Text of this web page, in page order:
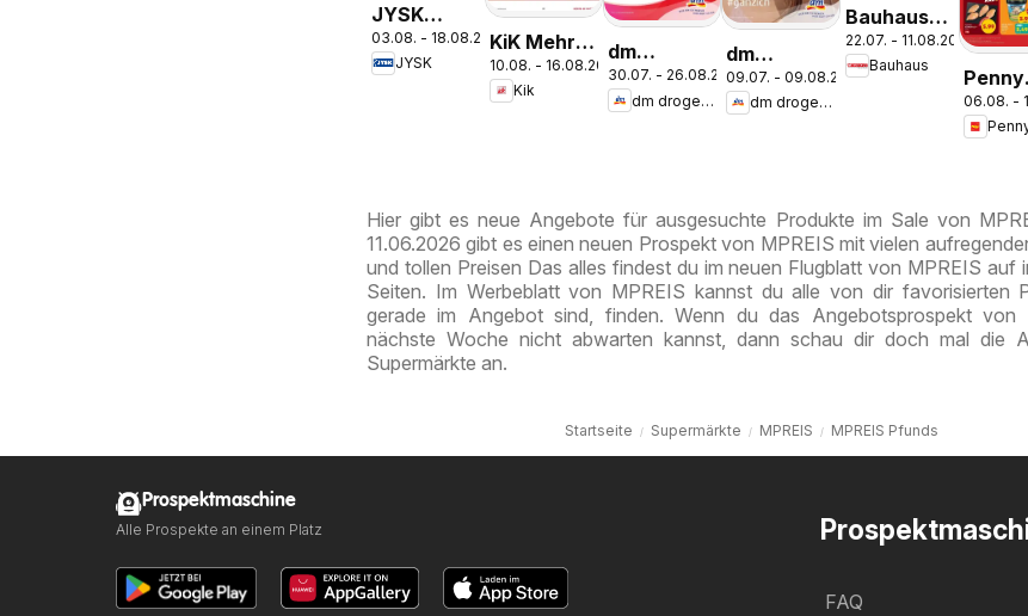
JYSK
Garten
Abverkauf
03.08. - 18.08.2026
JYSK
KiK Mehr
Spaß in der
Schule
10.08. - 16.08.2026
Kik
dm
drogerie
markt
30.07. - 26.08.2026
dm drogerie markt
dm
drogerie
markt
09.07. - 09.08.2026
dm drogerie markt
Bauhaus
Pasching,
Wels,
22.07. - 11.08.2026
Bauhaus
Penny
Markt
ganze
06.08. -
Hier gibt es neue Angebote für ausgesuchte Produkte im Sale von
11.06.2026 gibt es einen neuen Prospekt von MPREIS mit vielen
und tollen Preisen Das alles findest du im neuen Flugblatt von MPREIS auf
Seiten. Im Werbeblatt von MPREIS kannst du alle von dir favorisierten
gerade im Angebot sind, finden. Wenn du das Angebotsprospekt von
nächste Woche nicht abwarten kannst, dann schau dir doch mal die
Supermärkte an.
Startseite Supermärkte MPREIS MPREIS Pfunds
FAQ
Prospektmaschine
Alle Prospekte an einem Platz